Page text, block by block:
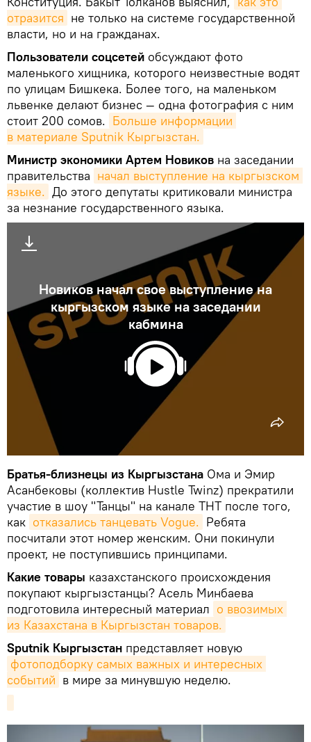
отразится не только на системе государственной
власти, но и на гражданах.
Пользователи соцсетей обсуждают фото
маленького хищника, которого неизвестные водят
по улицам Бишкека. Более того, на маленьком
львенке делают бизнес — одна фотография с ним
стоит 200 сомов. Больше информации
в материале Sputnik Кыргызстан.
Министр экономики Артем Новиков на заседании
правительства начал выступление на кыргызском
языке. До этого депутаты критиковали министра
за незнание государственного языка.
Новиков начал свое выступление на
кыргызском языке на заседании
кабмина
Братья-близнецы из Кыргызстана Ома и Эмир
Асанбековы (коллектив Hustle Twinz) прекратили
участие в шоу "Танцы" на канале ТНТ после того,
как отказались танцевать Vogue. Ребята
посчитали этот номер женским. Они покинули
проект, не поступившись принципами.
Какие товары казахстанского происхождения
покупают кыргызстанцы? Асель Минбаева
подготовила интересный материал о ввозимых
из Казахстана в Кыргызстан товаров.
Sputnik Кыргызстан представляет новую
фотоподборку самых важных и интересных
событий в мире за минувшую неделю.